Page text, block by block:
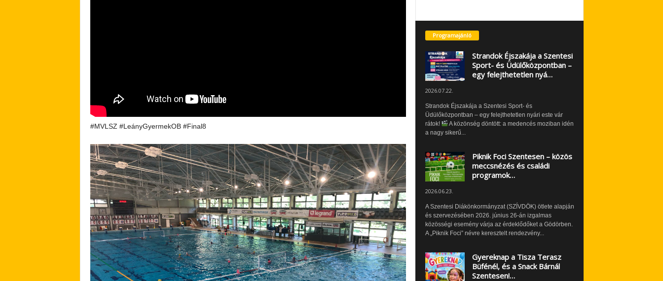
#MVLSZ #LeányGyermekOB #Final8
Programajánló
Strandok Éjszakája a Szentesi
Sport- és Üdülőközpontban –
egy felejthetetlen nyá…
2026.07.22.
Strandok Éjszakája a Szentesi Sport- és
Üdülőközpontban – egy felejthetetlen nyári este vár
rátok!
A közönség döntött: a medencés moziban idén
a nagy sikerű...
Piknik Foci Szentesen – közös
meccsnézés és családi
programok…
2026.06.23.
A Szentesi Diákönkormányzat (SZÍVDÖK) ötlete alapján
és szervezésében 2026. június 26-án izgalmas
közösségi esemény várja az érdeklődőket a Gödörben.
A „Piknik Foci” névre keresztelt rendezvény...
Gyereknap a Tisza Terasz
Büfénél, és a Snack Bárnál
Szentesen!…